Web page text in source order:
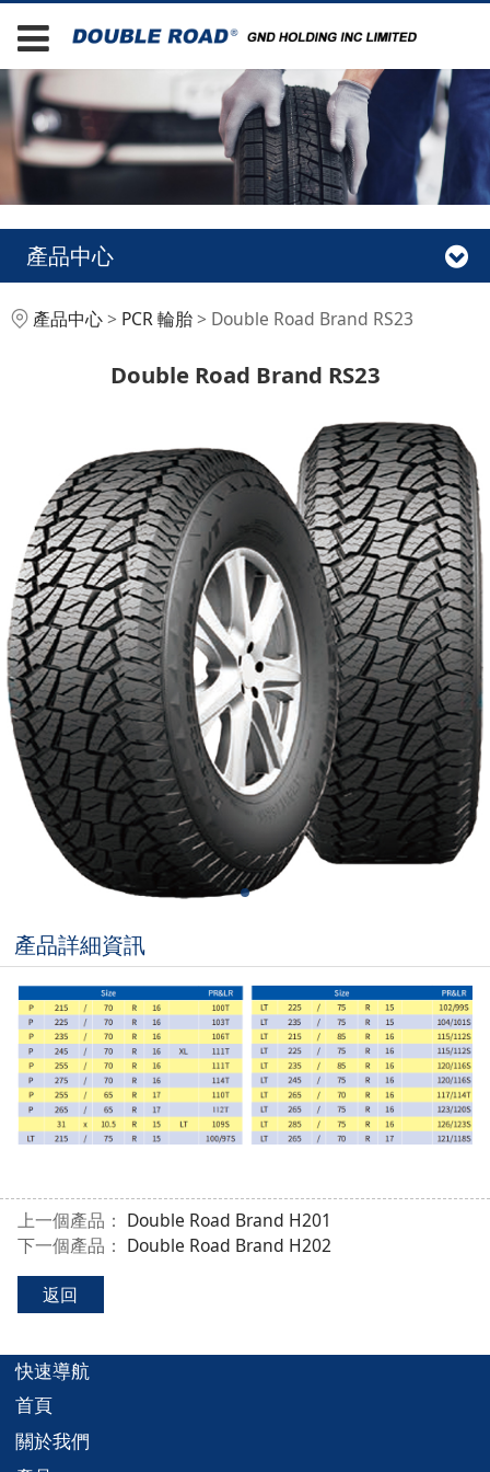
產品中心
Double Road Brand
產品中心> PCR 輪胎> Double Road Brand RS23
Double Road Brand RS23
產品詳細資訊
上一個產品： Double Road Brand H201
下一個產品： Double Road Brand H202
返回
快速導航
首頁
關於我們